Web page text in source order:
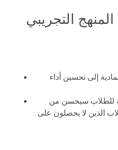
التجريبي
إلى تحسين أداء
للطلاب سيحسن من
الذين لا يحصلون على